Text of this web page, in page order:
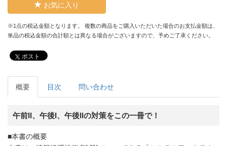
お気に入り
※1点の税込金額となります。 複数の商品をご購入いただいた場合のお支払金額は、
単品の税込金額の合計額とは異なる場合がございますので、予めご了承ください。
ポスト
概要 目次 問い合わせ
午前II、午後I、午後IIの対策をこの一冊で！
■本書の概要